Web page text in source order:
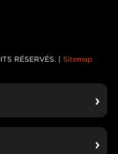
RÉSERVÉS. | Sitemap